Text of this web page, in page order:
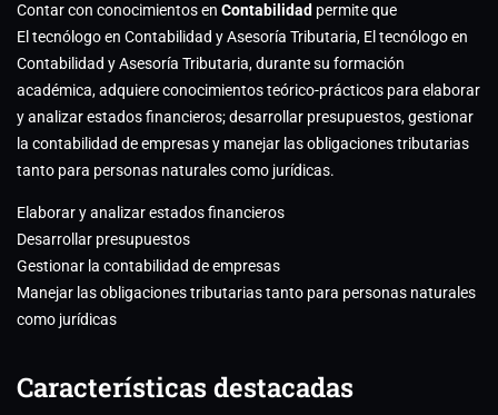
Contar con conocimientos en Contabilidad permite que
El tecnólogo en Contabilidad y Asesoría Tributaria, El tecnólogo en
Contabilidad y Asesoría Tributaria, durante su formación
académica, adquiere conocimientos teórico-prácticos para elaborar
y analizar estados financieros; desarrollar presupuestos, gestionar
la contabilidad de empresas y manejar las obligaciones tributarias
tanto para personas naturales como jurídicas.
Elaborar y analizar estados financieros
Desarrollar presupuestos
Gestionar la contabilidad de empresas
Manejar las obligaciones tributarias tanto para personas naturales
como jurídicas
Características destacadas